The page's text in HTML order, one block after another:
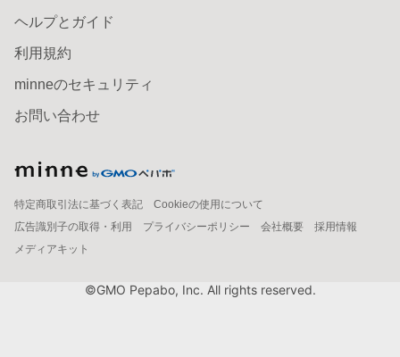
ヘルプとガイド
利用規約
minneのセキュリティ
お問い合わせ
特定商取引法に基づく表記
Cookieの使用について
広告識別子の取得・利用
プライバシーポリシー 会社概要
採用情報
メディアキット
©GMO Pepabo, Inc. All rights reserved.